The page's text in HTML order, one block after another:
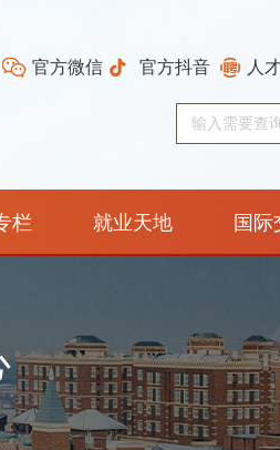
人
官方抖音
官方微信
栏 就业天地 国际